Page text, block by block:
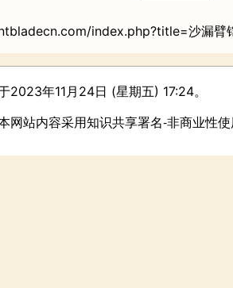
index.php?title=沙漏臂
2023年11月24日 (星期五) 17:24。
网站内容采用知识共享署名-非商业性